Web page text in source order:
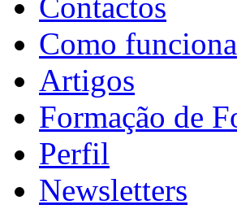
Contactos
Como funciona
Artigos
Formação de
Perfil
Newsletters